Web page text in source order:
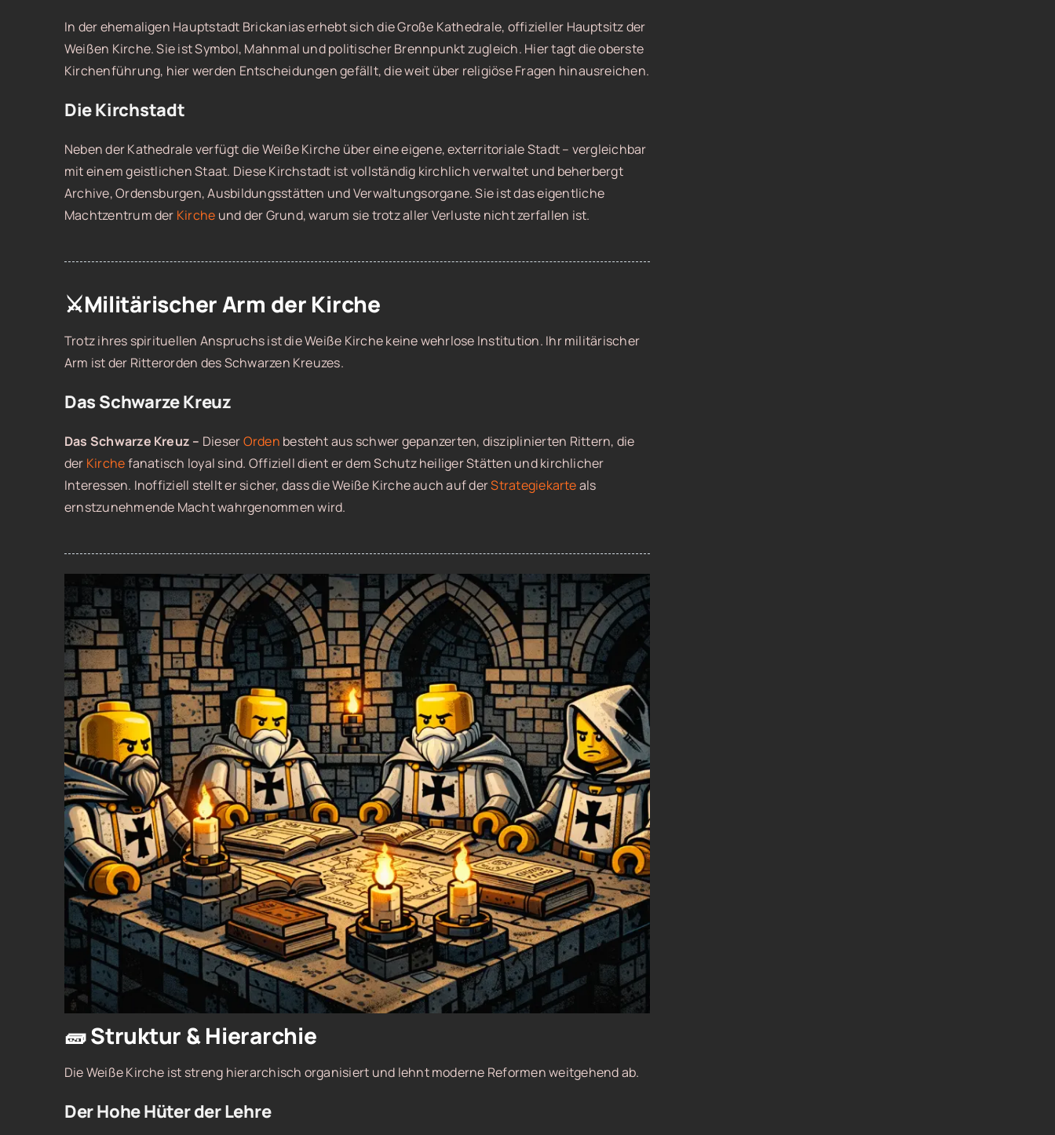
In der ehemaligen Hauptstadt Brickanias erhebt sich die Große Kathedrale, offizieller Hauptsitz der
Weißen Kirche. Sie ist Symbol, Mahnmal und politischer Brennpunkt zugleich. Hier tagt die oberste
Kirchenführung, hier werden Entscheidungen gefällt, die weit über religiöse Fragen hinausreichen.
Die Kirchstadt
Neben der Kathedrale verfügt die Weiße Kirche über eine eigene, exterritoriale Stadt – vergleichbar
mit einem geistlichen Staat. Diese Kirchstadt ist vollständig kirchlich verwaltet und beherbergt
Archive, Ordensburgen, Ausbildungsstätten und Verwaltungsorgane. Sie ist das eigentliche
Machtzentrum der Kirche und der Grund, warum sie trotz aller Verluste nicht zerfallen ist.
⚔️Militärischer Arm der Kirche
Trotz ihres spirituellen Anspruchs ist die Weiße Kirche keine wehrlose Institution. Ihr militärischer
Arm ist der Ritterorden des Schwarzen Kreuzes.
Das Schwarze Kreuz
Das Schwarze Kreuz – DieserOrden besteht aus schwer gepanzerten, disziplinierten Rittern, die
der Kirchefanatisch loyal sind. Offiziell dient er dem Schutz heiliger Stätten und kirchlicher
Interessen. Inoffiziell stellt er sicher, dass die Weiße Kirche auch auf derStrategiekarteals
ernstzunehmende Macht wahrgenommen wird.
🧱 Struktur & Hierarchie
Die Weiße Kirche ist streng hierarchisch organisiert und lehnt moderne Reformen weitgehend ab.
Der Hohe Hüter der Lehre